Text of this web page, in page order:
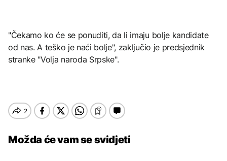
"Čekamo ko će se ponuditi, da li imaju bolje kandidate
od nas. A teško je naći bolje", zaključio je predsjednik
stranke "Volja naroda Srpske".
Možda će vam se svidjeti